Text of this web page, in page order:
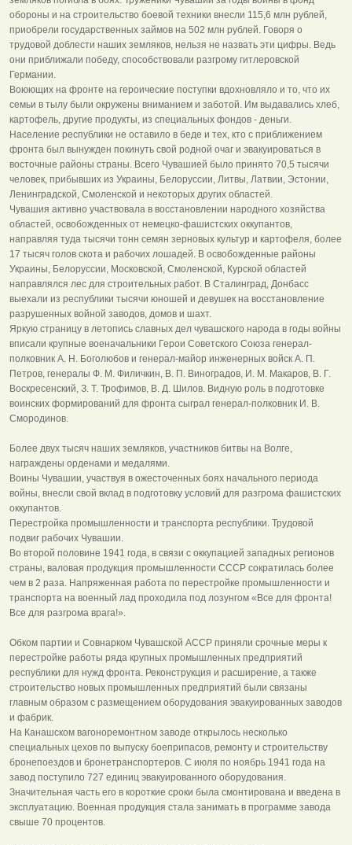
обороны и на строительство боевой техники внесли 115,6 млн рублей,
приобрели государственных займов на 502 млн рублей. Говоря о
трудовой доблести наших земляков, нельзя не назвать эти цифры. Ведь
они приближали победу, способствовали разгрому гитлеровской
Германии.
Воюющих на фронте на героические поступки вдохновляло и то, что их
семьи в тылу были окружены вниманием и заботой. Им выдавались хлеб,
картофель, другие продукты, из специальных фондов - деньги.
Население республики не оставило в беде и тех, кто с приближением
фронта был вынужден покинуть свой родной очаг и эвакуироваться в
восточные районы страны. Всего Чувашией было принято 70,5 тысячи
человек, прибывших из Украины, Белоруссии, Литвы, Латвии, Эстонии,
Ленинградской, Смоленской и некоторых других областей.
Чувашия активно участвовала в восстановлении народного хозяйства
областей, освобожденных от немецко-фашистских оккупантов,
направляя туда тысячи тонн семян зерновых культур и картофеля, более
17 тысяч голов скота и рабочих лошадей. В освобожденные районы
Украины, Белоруссии, Московской, Смоленской, Курской областей
направлялся лес для строительных работ. В Сталинград, Донбасс
выехали из республики тысячи юношей и девушек на восстановление
разрушенных войной заводов, домов и шахт.
Яркую страницу в летопись славных дел чувашского народа в годы войны
вписали крупные военачальники Герои Советского Союза генерал-
полковник А. Н. Боголюбов и генерал-майор инженерных войск А. П.
Петров, генералы Ф. М. Филичкин, В. П. Виноградов, И. М. Макаров, В. Г.
Воскресенский, З. Т. Трофимов, В. Д. Шилов. Видную роль в подготовке
воинских формирований для фронта сыграл генерал-полковник И. В.
Смородинов.
Более двух тысяч наших земляков, участников битвы на Волге,
награждены орденами и медалями.
Воины Чувашии, участвуя в ожесточенных боях начального периода
войны, внесли свой вклад в подготовку условий для разгрома фашистских
оккупантов.
Перестройка промышленности и транспорта республики. Трудовой
подвиг рабочих Чувашии.
Во второй половине 1941 года, в связи с оккупацией западных регионов
страны, валовая продукция промышленности СССР сократилась более
чем в 2 раза. Напряженная работа по перестройке промышленности и
транспорта на военный лад проходила под лозунгом «Все для фронта!
Все для разгрома врага!».
Обком партии и Совнарком Чувашской АССР приняли срочные меры к
перестройке работы ряда крупных промышленных предприятий
республики для нужд фронта. Реконструкция и расширение, а также
строительство новых промышленных предприятий были связаны
главным образом с размещением оборудования эвакуированных заводов
и фабрик.
На Канашском вагоноремонтном заводе открылось несколько
специальных цехов по выпуску боеприпасов, ремонту и строительству
бронепоездов и бронетранспортеров. С июля по ноябрь 1941 года на
завод поступило 727 единиц эвакуированного оборудования.
Значительная часть его в короткие сроки была смонтирована и введена в
эксплуатацию. Военная продукция стала занимать в программе завода
свыше 70 процентов.